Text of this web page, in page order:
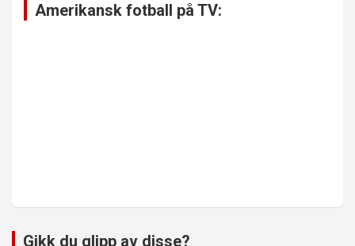
Amerikansk fotball på TV:
Gikk du glipp av disse?